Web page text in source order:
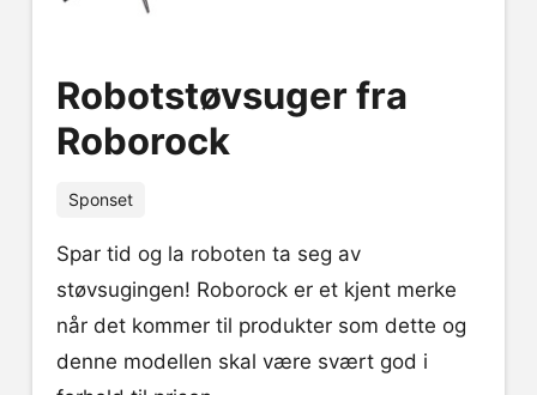
Robotstøvsuger fra
Roborock
Sponset
Spar tid og la roboten ta seg av
støvsugingen! Roborock er et kjent merke
når det kommer til produkter som dette og
denne modellen skal være svært god i